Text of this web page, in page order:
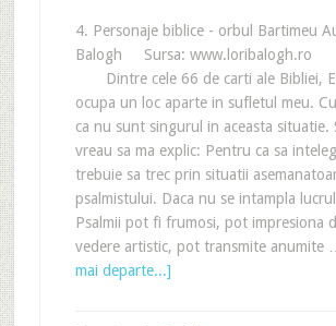
4. Personaje biblice - orbul Bartimeu
Balogh Sursa:
Dintre cele 66 de carti ale Bibliei,
ocupa un loc aparte in sufletul meu.
ca nu sunt singurul in aceasta situatie.
vreau sa ma explic: Pentru ca sa
trebuie sa trec prin situatii
psalmistului. Daca nu se intampla
Psalmii pot fi frumosi, pot impresiona
vedere artistic, pot transmite anumite
mai departe...]